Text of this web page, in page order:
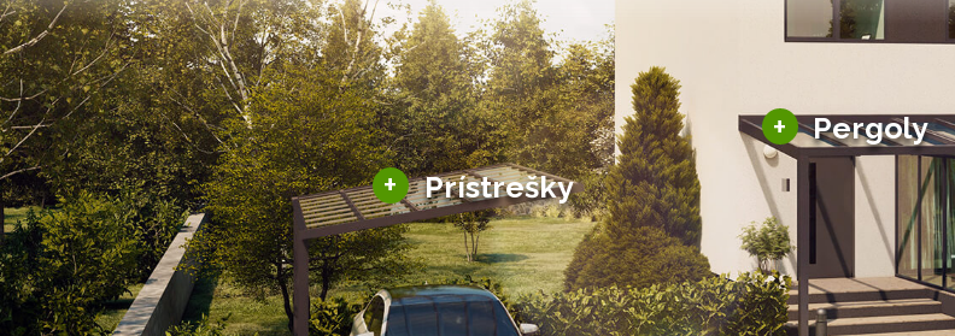
+ Pergoly
Hliníkové pergoly
Bioklimatické
Altány a
Solárne pergoly
+ Prístrešky
Hliníkové prístrešky
Solárne prístrešky pre auto